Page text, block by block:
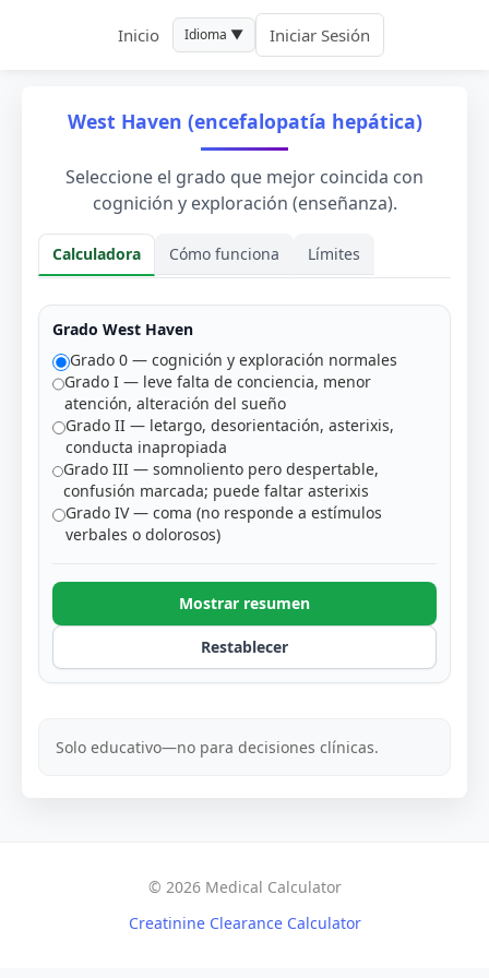
Inicio Idioma ▼ Iniciar Sesión
West Haven (encefalopatía hepática)
Seleccione el grado que mejor coincida con
cognición y exploración (enseñanza).
Calculadora Cómo funciona Límites
Calculadora
Grado West Haven
Grado 0 — cognición y exploración normales
Grado I — leve falta de conciencia, menor
atención, alteración del sueño
Grado II — letargo, desorientación, asterixis,
conducta inapropiada
Grado III — somnoliento pero despertable,
confusión marcada; puede faltar asterixis
Grado IV — coma (no responde a estímulos
verbales o dolorosos)
Mostrar resumen
Restablecer
Solo educativo—no para decisiones clínicas.
© 2026 Medical Calculator
Creatinine Clearance Calculator